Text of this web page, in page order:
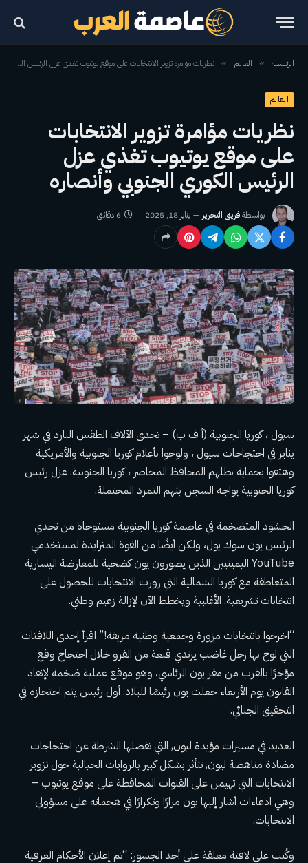
الرئيسية » العالم » نظريات مؤامرة تزوير الانتخابات على موقع يوتيوب تغذي عزل الرئيس الكوري الجنوبي وأنصاره
العالم
نظريات مؤامرة تزوير الانتخابات
على موقع يوتيوب تغذي عزل
الرئيس الكوري الجنوبي وأنصاره
بواسطةفريق التحرير يناير 18, 2025 6 دقائق
سيول ، كوريا الجنوبية (أ ف ب) – تحدى الآلاف الطقس البارد في شهر
يناير في احتجاجات سيول ، ولوحوا بأعلام كوريا الجنوبية والأمريكية
وهتفوا بحماية بطلهم المحافظ المحاصر ، كوريا الجنوبية.عزل رئيس
كوريا الجنوبية يواجه السجن بتهم التمرد المحتملة.
الحشود المتضخمة في عاصمة كوريا الجنوبية مستوحاة من تحدي
الرئيس يون سوك يول، ولكن أيضًا من القوة المتزايدة لمستخدمي
YouTube اليمينيين الذين يصورون يون كضحية للمعارضة اليسارية
المتعاطفة مع كوريا الشمالية التي زورت الانتخابات للحصول على
انتخابات تشريعية. الأغلبية ويخطط الآن لإزالة زعيم وطني.
“اخرجوا بانتخابات مزورة وجمعية وطنية مزيفة!” اقرأ إحدى اللافتات
التي لوح بها رجل غاضب يرتدي قبعة من الفرو خلال احتجاج وقع
مؤخرًا بالقرب من مقر يون الرئاسي، وهو موقع عملية ضخمة لإنفاذ
القانون يوم الأربعاء جعلت يون رئيسًا للبلاد.أول رئيس يتم احتجازه في
التحقيق الجنائي.
العديد في مسيرات مؤيدة ليون, التي تفصلها الشرطة عن احتجاجات
مضادة مناهضة ليون,تتأثر بشكل كبير بالروايات الخيالية حول تزوير
الانتخابات التي تهيمن على القنوات المحافظة على موقع يوتيوب –
وهي ادعاءات أشار إليها يون مرارًا وتكرارًا في هجماته على مسؤولي
الانتخابات.
وكُتب على لافتة معلقة على أحد الجسور: “تم إعلان الأحكام العرفية